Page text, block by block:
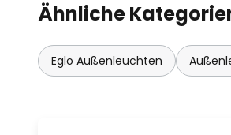
Ähnliche
Eglo Außenleuchten